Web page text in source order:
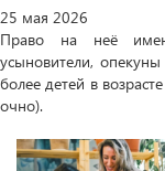
25 мая 2026
Право на неё
усыновители,
более детей в
очно).